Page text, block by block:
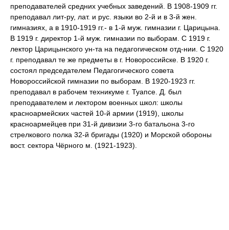
преподавателей средних учебных заведений. В 1908-1909 гг.
преподавал лит-ру, лат. и рус. языки во 2-й и в 3-й жен.
гимназиях, а в 1910-1919 гг.- в 1-й муж. гимназии г. Царицына.
В 1919 г. директор 1-й муж. гимназии по выборам. С 1919 г.
лектор Царицынского ун-та на педагогическом отд-нии. С 1920
г. преподавал те же предметы в г. Новороссийске. В 1920 г.
состоял председателем Педагогического совета
Новороссийской гимназии по выборам. В 1920-1923 гг.
преподавал в рабочем техникуме г. Туапсе. Д. был
преподавателем и лектором военных школ: школы
красноармейских частей 10-й армии (1919), школы
красноармейцев при 31-й дивизии 3-го батальона 3-го
стрелкового полка 32-й бригады (1920) и Морской обороны
вост. сектора Чёрного м. (1921-1923).